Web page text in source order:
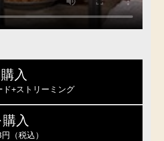
入
ド+ストリーミング
入
（税込）